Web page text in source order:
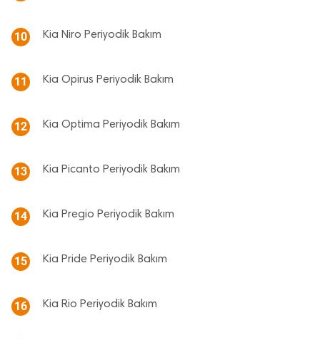
10 Kia Niro Periyodik Bakım
11 Kia Opirus Periyodik Bakım
12 Kia Optima Periyodik Bakım
13 Kia Picanto Periyodik Bakım
14 Kia Pregio Periyodik Bakım
15 Kia Pride Periyodik Bakım
16 Kia Rio Periyodik Bakım